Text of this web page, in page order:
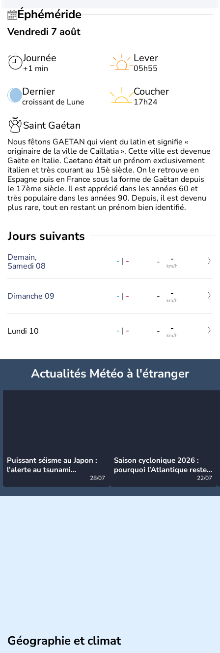
Éphéméride
Vendredi 7 août
Journée
+1 min
Dernier
croissant de Lune
Lever
05h55
Coucher
17h24
Saint Gaétan
Nous fêtons GAETAN qui vient du latin et signifie «
originaire de la ville de Caillatia ». Cette ville est devenue
Gaëte en Italie. Caetano était un prénom exclusivement
italien et très courant au 15è siècle. On le retrouve en
Espagne puis en France sous la forme de Gaëtan depuis
le 17ème siècle. Il est apprécié dans les années 60 et
très populaire dans les années 90. Depuis, il est devenu
plus rare, tout en restant un prénom bien identifié.
jours suivants
Demain,
Samedi 08
- | - - -
km/h
Dimanche 09 - | - - -
km/h
Lundi 10 - | - - -
km/h
Actualités Météo à l'étranger
Puissant séisme au Japon :
l’alerte au tsunami
28/07
Saison cyclonique 2026 :
pourquoi l’Atlantique reste
22/07
Géographie et climat